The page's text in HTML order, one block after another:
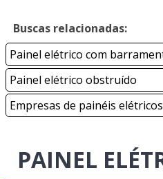
Buscas relacionadas:
Painel elétrico com
Painel elétrico obstruído
Empresas de painéis elétricos
PAINEL